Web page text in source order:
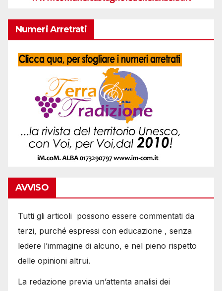
Numeri Arretrati
AVVISO
Tutti gli articoli possono essere commentati da
terzi, purché espressi con educazione , senza
ledere l’immagine di alcuno, e nel pieno rispetto
delle opinioni altrui.
La redazione previa un’attenta analisi dei